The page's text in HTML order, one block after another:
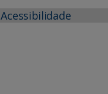
Acessibilidade